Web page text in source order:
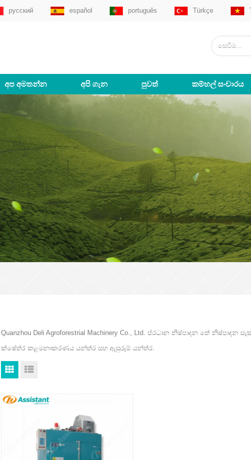
русский español português Türkçe
අප අමතන්න අපි ගැන පුවත් කම්හල් සංචාරය
Quanzhou Deli Agroforestrial Machinery Co., Ltd. ප්රධාන නිෂ්පාදන තේ
ක්ෂේත්ර කළමනාකරණය යන්ත්ර සහ ඇසුරුම් යන්ත්ර.